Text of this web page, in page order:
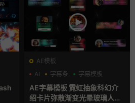
AE模板
AI
字幕条 字幕模板
AE字幕模板 霓虹抽象科幻介
绍卡片弥散渐变光晕玻璃人名